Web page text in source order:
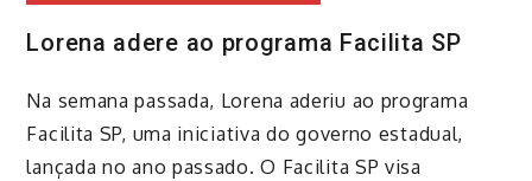
Lorena adere ao programa Facilita SP
Na semana passada, Lorena aderiu ao programa
Facilita SP, uma iniciativa do governo estadual,
lançada no ano passado. O Facilita SP visa